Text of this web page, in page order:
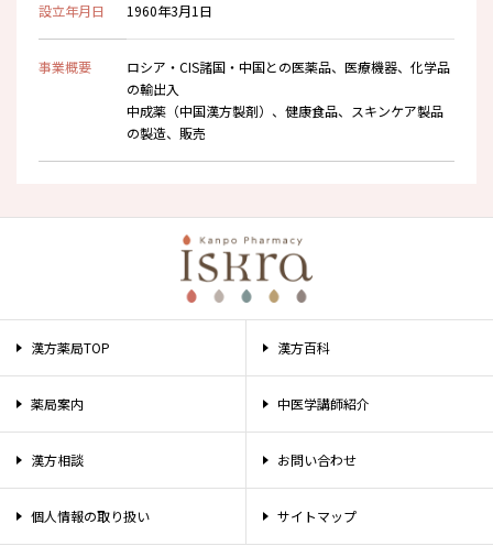
設立年月日 1960年3月1日
事業概要
ロシア・CIS諸国・中国との医薬品、医療機器、化学品
の輸出入
中成薬（中国漢方製剤）、健康食品、スキンケア製品
の製造、販売
漢方薬局TOP 漢方百科
薬局案内 中医学講師紹介
漢方相談 お問い合わせ
個人情報の取り扱い サイトマップ